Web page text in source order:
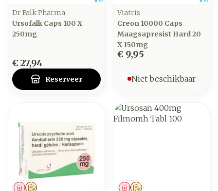
Dr Falk Pharma
Ursofalk Caps 100 X
250mg
€ 27,94
Reserveer
Viatris
Creon 10000 Caps
Maagsapresist Hard 20
X 150mg
€ 9,95
Niet beschikbaar
Op voorschrift
Geneesmiddel Op voorschrift
Geneesmiddel